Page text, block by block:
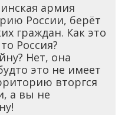
армия
России, берёт
граждан. Как это
Россия?
Нет, она
это не имеет
вторгся
а вы не